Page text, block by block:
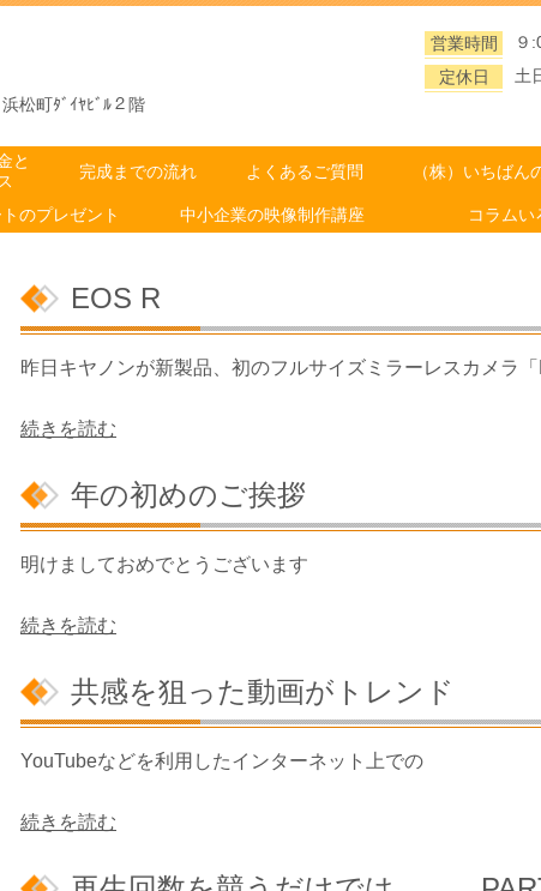
松町ﾀﾞｲﾔﾋﾞﾙ２階
営業時間
９
定休日
土
と
完成までの流れ よくあるご質問 （株）いちばん
のプレゼント 中小企業の映像制作講座 コラムい
EOS R
昨日キヤノンが新製品、初のフルサイズミラーレスカメラ
続きを読む
年の初めのご挨拶
明けましておめでとうございます
続きを読む
共感を狙った動画がトレンド
YouTubeなどを利用したインターネット上での
続きを読む